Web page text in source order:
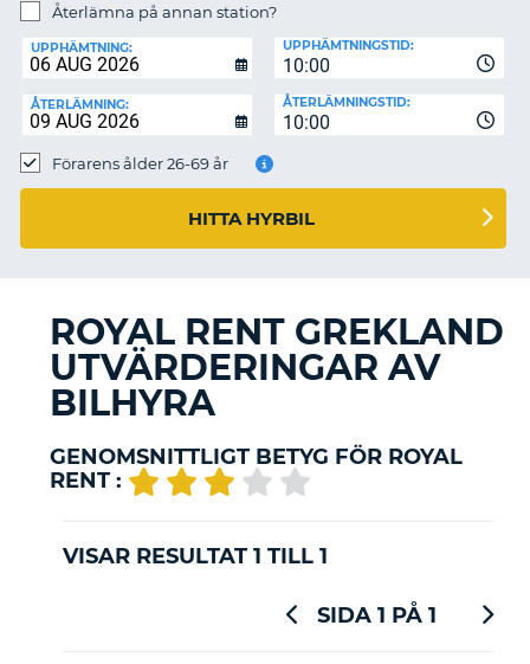
Återlämna på annan station?
UPPHÄMTNING:
10:00
UPPHÄMTNINGSTID:
ÅTERLÄMNING:
10:00
ÅTERLÄMNINGSTID:
Förarens ålder 26-69 år
HITTA HYRBIL
ROYAL RENT GREKLAND
UTVÄRDERINGAR AV
BILHYRA
GENOMSNITTLIGT BETYG FÖR ROYAL
RENT :
VISAR RESULTAT 1 TILL 1
SIDA 1 PÅ 1